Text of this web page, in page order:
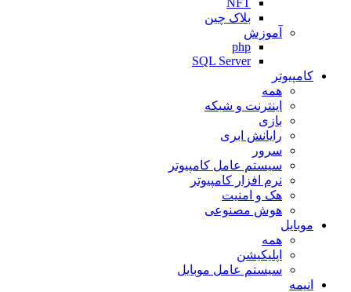
NFT
بلاک چین
آموزش
php
SQL Server
کامپیوتر
همه
اینترنت و شبکه
بازی
رایانش ابری
سرور
سیستم عامل کامپیوتر
نرم افزار کامپیوتر
هک و امنیت
هوش مصنوعی
موبایل
همه
اپلیکیشن
سیستم عامل موبایل
انیمه